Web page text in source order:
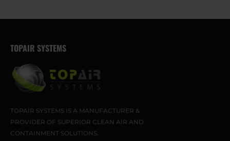
TOPAIR SYSTEMS
TOPAIR SYSTEMS IS A MANUFACTURER &
PROVIDER OF SUPERIOR CLEAN AIR AND
CONTAINMENT SOLUTIONS.